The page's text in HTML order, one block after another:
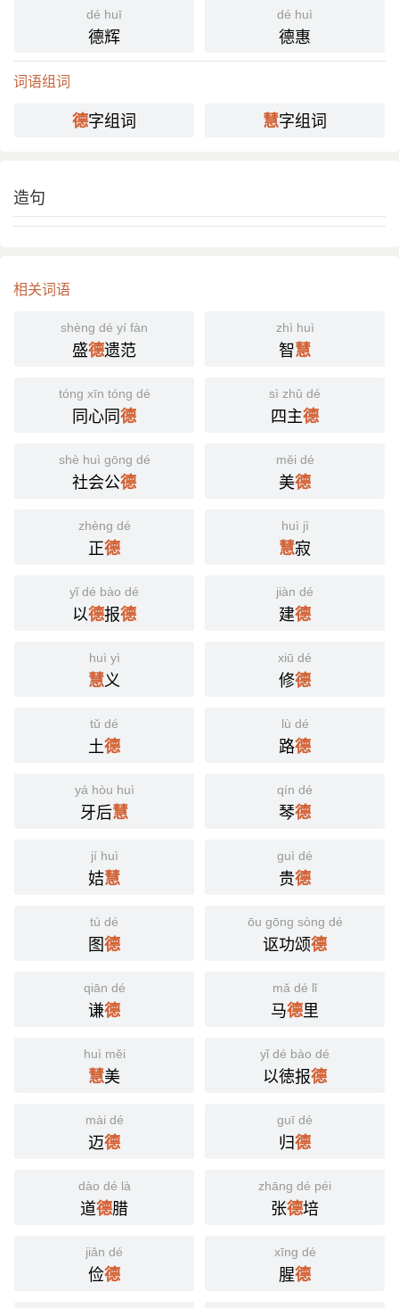
dé huī
德辉
dé huì
德惠
词语组词
德字组词 慧字组词
造句
相关词语
shèng dé yí fàn
盛德遗范
zhì huì
智慧
tóng xīn tóng dé
同心同德
sì zhǔ dé
四主德
shè huì gōng dé
社会公德
měi dé
美德
zhèng dé
正德
huì jì
慧寂
yǐ dé bào dé
以德报德
jiàn dé
建德
huì yì
慧义
xiū dé
修德
tǔ dé
土德
lù dé
路德
yá hòu huì
牙后慧
qín dé
琴德
jí huì
姞慧
guì dé
贵德
tú dé
图德
ōu gōng sòng dé
讴功颂德
qiān dé
谦德
mǎ dé lǐ
马德里
huì měi
慧美
yǐ dé bào dé
以徳报德
mài dé
迈德
guī dé
归德
dào dé là
道德腊
zhāng dé péi
张德培
jiǎn dé
俭德
xīng dé
腥德